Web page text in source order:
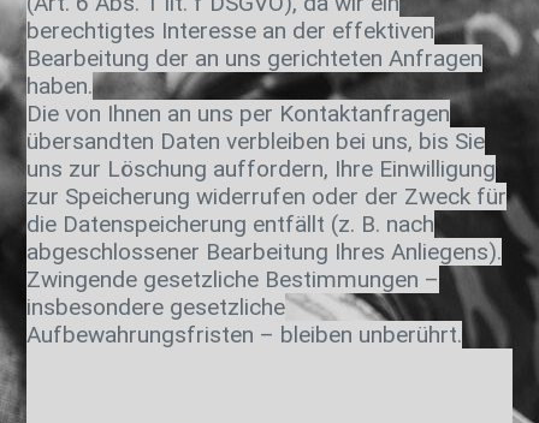
berechtigtes Interesse an der effektiven
Bearbeitung der an uns gerichteten Anfragen
haben.
Die von Ihnen an uns per Kontaktanfragen
übersandten Daten verbleiben bei uns, bis Sie
uns zur Löschung auffordern, Ihre Einwilligung
zur Speicherung widerrufen oder der Zweck für
die Datenspeicherung entfällt (z. B. nach
abgeschlossener Bearbeitung Ihres Anliegens).
Zwingende gesetzliche Bestimmungen –
insbesondere gesetzliche
Aufbewahrungsfristen – bleiben unberührt.